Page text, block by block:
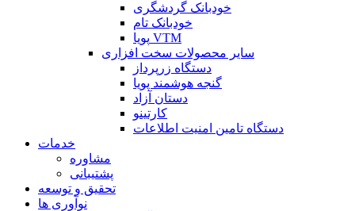
خودبانک گردشگری
خودبانک تام
پویا VTM
سایر محصولات سخت افزاری
دستگاه زرپرداز
گنجه هوشمند پویا
دستان آزاد
کارتینو
دستگاه تامین امنیت اطلاعات
خدمات
مشاوره
پشتیبانی
تحقیق و توسعه
نوآوری ها